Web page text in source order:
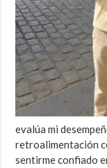
evalúa mi
retroalimentación
sentirme confiado